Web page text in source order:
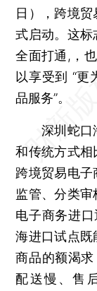
日），跨境
式启动。这
全面打通,，
以享受到 “更
品服务”。
深圳蛇口海
和传统方式
跨境贸易电
监管、分类
电子商务进
海进口试点
商品的额渴求
配送慢、售